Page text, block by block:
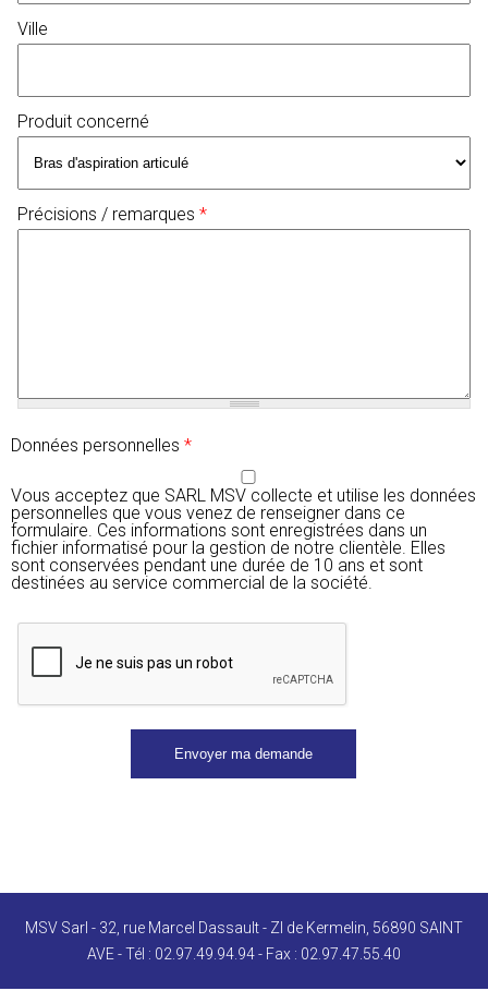
Ville
Produit concerné
Précisions / remarques*
Données personnelles *
Vous acceptez que SARL MSV collecte et utilise les données
personnelles que vous venez de renseigner dans ce
formulaire. Ces informations sont enregistrées dans un
fichier informatisé pour la gestion de notre clientèle. Elles
sont conservées pendant une durée de 10 ans et sont
destinées au service commercial de la société.
MSV Sarl - 32, rue Marcel Dassault - ZI de Kermelin, 56890 SAINT
AVE - Tél : 02.97.49.94.94 - Fax : 02.97.47.55.40